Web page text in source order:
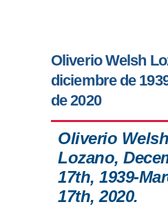
Oliverio Welsh
diciembre de
de 2020
Oliverio Welsh
Lozano,
17th, 1939-
17th, 2020.